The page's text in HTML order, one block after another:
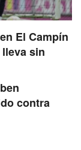
El Campín
sin
contra